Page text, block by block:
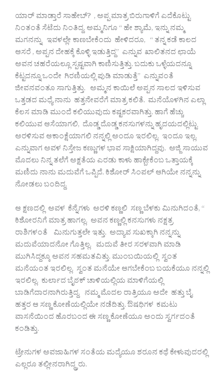
ಯಾರ್ ಮಾಡ್ತಾರೆ ಸಾಹೇಬ್? , ಅಪ್ಪ ಮಾತ್ರ ಬಿರುಗಾಳಿಗೆ ಎದೆಕೊಟ್ಟು
ನಿಂತಂತೆ ಸೆಟೆದು ನಿಂತಿದ್ದ. ಅಮ್ಮನಿಗೂ “ ಹೇ ಶ್ಯಾಮೆ, ಇನ್ನು ನಮ್ಮ
ಮಗನನ್ನು ಇವಳಲ್ಲೇ ಕಾಣಬೇಕೆಂದು ಹೇಳಿದರೂ, “ ತನ್ನ ಕಡೆ ಕಾಲದ
ಆಸರೆ , ಅಪ್ಪನ ದೇಹಕ್ಕೆ ಕೊಳ್ಳಿ ಇಡುತ್ತಿದ್ದ” ಎನ್ನುವ ಖಾಲಿತನದ ಛಾಯೆ
ಅವನ ಚಹರೆಯಲ್ಲೂ ಸ್ಪಷ್ಟವಾಗಿ ಕಾಣಿಸುತ್ತಿತ್ತು. ಬದುಕು ಒಳ್ಳೆಯದನ್ನೂ
ಕೆಟ್ಟದನ್ನೂ ಒಂದೇ ಗಿರಣಿಯಲ್ಲಿ ಪುಡಿ ಮಾಡುತ್ತೆ” ಎನ್ನುವಂತೆ
ಜೀವನವಂತೂ ಸಾಗುತ್ತಿತ್ತು. ಅಮ್ಮನ ಕಾಯಿಲೆ ಅಪ್ಪನ ಸಾಲದ ಇಳಿಸುವ
ಒತ್ತಡದ ಮಧ್ಯೆ ನಾನು ಹತ್ತನೇವರೆಗೆ ಮಾತ್ರ ಕಲಿತೆ. ಮನೆಯೊಳಗಿನ ಎಲ್ಲಾ
ಕೆಲಸ ಮಾಡಿ ಮುಂದೆ ಕಲಿಯುವುದು ಕಷ್ಟಕರವಾಗಿತ್ತು. ಹಾಗೆ ಹೆಚ್ಚು
ಕಲಿಯುವ ಆಸೆಯಾಗಲಿ, ದೊಡ್ಡ ದೊಡ್ಡ ಕನಸುಗಳನ್ನು ಹೃದಯದಲ್ಲಿಟ್ಟು
ಅರಳಿಸುವ ಆಕಾಂಕ್ಷೆಯಾಗಲಿ ನನ್ನಲ್ಲಿ ಅಂದೂ ಇರಲಿಲ್ಲ. ಇಂದೂ ಇಲ್ಲ.
ಎನ್ನುವಾಗ ಅವಳ ನಿಸ್ತೇಜ ಕಣ್ಣುಗಳ ಭಾವ ಸಾಕ್ಷಿಯಾಗಿದ್ದವು. ಅಜ್ಜಿ ಸಾಯುವ
ಮೊದಲು ನಿನ್ನ ತಲೆಗೆ ಅಕ್ಷತೆಯ ಎರಡು ಕಾಳು ಹಾಕ್ಬೇಕೆಂಬ ಒತ್ತಾಯಕ್ಕೆ
ಮಣಿದು ನಾನು ಮದುವೆಗೆ ಒಪ್ಪಿದೆ. ಕಿಶೋರ್ ಸಿಂಪಲ್ ಆಗಿಯೇ ನನ್ನನ್ನು
ನೋಡಲು ಬಂದಿದ್ದ.
ಆ ಕ್ಷಣದಲ್ಲಿ ಅವಳ ಕೆನ್ನೆಗಳು ಅರಳಿ ಕಣ್ಣಲಿ ಸಣ್ಣ ಬೆಳಕು ಮಿನುಗಿದಂತೆ, “
ಕಿಶೋರನಿಗೆ ಮಾತ್ರ ಹಾಗಲ್ಲ. ಅವನ ಕಣ್ಣಲ್ಲಿ ಕನಸುಗಳು ನಕ್ಷತ್ರ
ರಾಶಿಗಳಂತೆ ಮಿನುಗುತ್ತಲೇ ಇತ್ತು. ಅದ್ಯಾವ ಸುಖಕ್ಕಾಗಿ ನನ್ನನ್ನು
ಮದುವೆಯಾದನೋ ಗೊತ್ತಿಲ್ಲ. ಮದುವೆ ತೀರ ಸರಳವಾಗಿ ಮಾಡಿ
ಮುಗಿಸಿದ್ದಕ್ಕೂ ಅವನ ಸಹಮತವಿತ್ತು. ಮುಂಬಯಿಯಲ್ಲಿ ಸ್ವಂತ
ಮನೆಯಂತ ಇರಲಿಲ್ಲ. ಸ್ವಂತ ಮನೆಯೇ ಆಗಬೇಕೆಂಬ ಬಯಕೆಯೂ ನನ್ನಲ್ಲಿ
ಇರಲಿಲ್ಲ. ಕುರ್ಲಾದ ಬೈಠಕ್ ಚಾಳಿಯಲ್ಲಿಯ ಮಾಳಿಗೆಯಲ್ಲಿ
ಬಾಡಿಗೆದಾರನಾಗಿರುತ್ತಿದ್ದ. ನಮ್ಮ ಮೊದಲ ರಾತ್ರಿಯೂ ಅದೇ ಹತ್ತು ಬೈ
ಹತ್ತರ ಆ ಸಣ್ಣ ಕೋಣೆಯಲ್ಲಿಯೇ ನಡೆದಿತ್ತು. ಔಷಧಿಗಳ ಕಮಟು
ವಾಸನೆಯಿಂದ ಹೊರಬಂದ ಈ ಸಣ್ಣ ಕೋಣೆಯೂ ಅಂದು ಸ್ವರ್ಗದಂತೆ
ಕಂಡಿತ್ತು.
ಟ್ರೇನುಗಳ ಅವಜಾಹಿಗಳ ಸಂತೆಯ ಮದ್ಯೆಯೂ ಶರೂನ ಕಥೆ ಕೇಳುವುದರಲ್ಲಿ
ಎಲ್ಲರೂ ತಲ್ಲೀನರಾಗಿದ್ದ್ರರು.